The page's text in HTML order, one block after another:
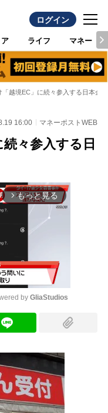
ログイン
ライフ マネー
「越境EC」に続々参入する日本企
16:00 マネーポストWEB
々参入する日
arrow_forward_ios もっと見る
by GliaStudios